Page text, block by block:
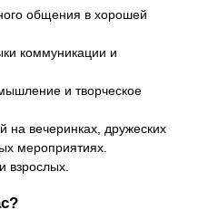
общения в хорошей
коммуникации и
и творческое
на вечеринках, дружеских
мероприятиях.
взрослых.